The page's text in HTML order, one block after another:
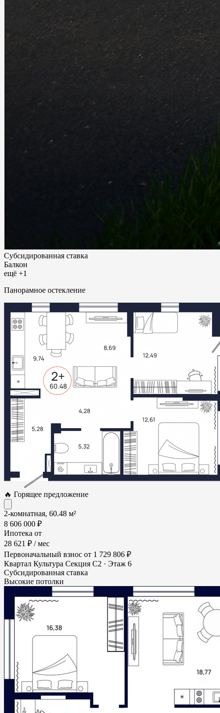
Субсидированная ставка
Балкон
ещё +1
Панорамное остекление
🔥 Горящее предложение
2-комнатная, 60.48 м²
8 606 000 ₽
Ипотека от
28 621 ₽ / мес
Первоначальный взнос от 1 729 806 ₽
Квартал Культура Секция С2 · Этаж 6
Субсидированная ставка
Высокие потолки